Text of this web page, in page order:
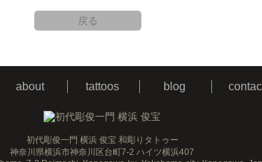
戻る
about tattoos blog
初代彫俊一門 横浜 俊宝 和彫りタトゥー
神奈川県横浜市神奈川区台町7-2 ハイツ横浜407